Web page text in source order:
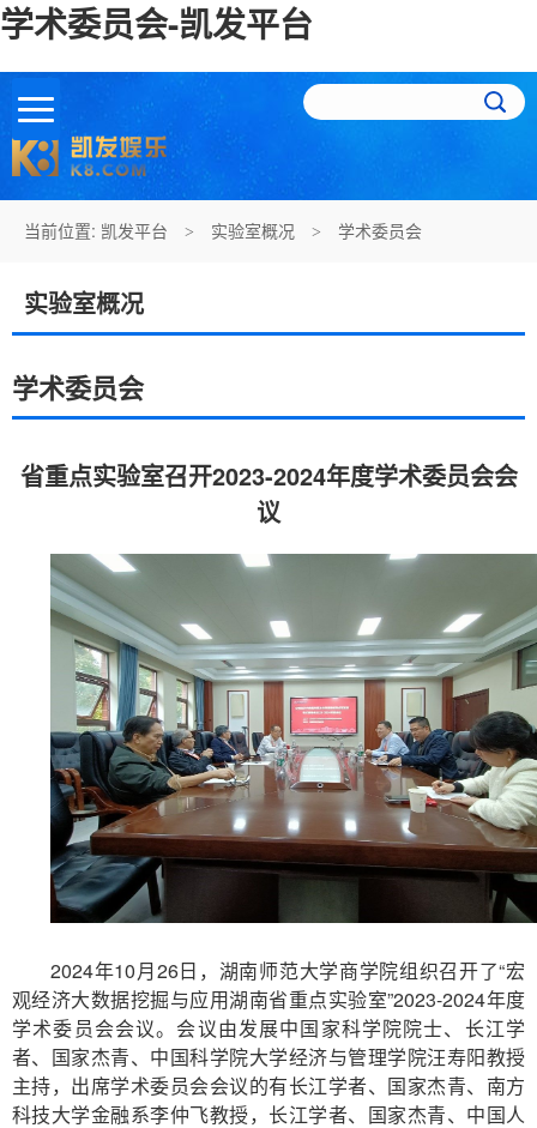
学术委员会-凯发平台
当前位置: 凯发平台 > 实验室概况 > 学术委员会
实验室概况
学术委员会
省重点实验室召开2023-2024年度学术委员会会
议
2024年10月26日，湖南师范大学商学院组织召开了“宏
观经济大数据挖掘与应用湖南省重点实验室”2023-2024年度
学术委员会会议。会议由发展中国家科学院院士、长江学
者、国家杰青、中国科学院大学经济与管理学院汪寿阳教授
主持，出席学术委员会会议的有长江学者、国家杰青、南方
科技大学金融系李仲飞教授，长江学者、国家杰青、中国人